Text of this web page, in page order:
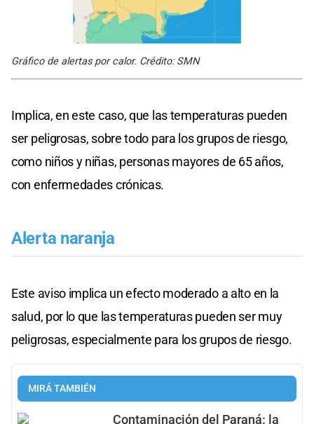
Gráfico de alertas por calor. Crédito: SMN
Implica, en este caso, que las temperaturas pueden
ser peligrosas, sobre todo para los grupos de riesgo,
como niños y niñas, personas mayores de 65 años,
con enfermedades crónicas.
Alerta naranja
Este aviso implica un efecto moderado a alto en la
salud, por lo que las temperaturas pueden ser muy
peligrosas, especialmente para los grupos de riesgo.
MIRÁ TAMBIÉN
Contaminación del Paraná: la